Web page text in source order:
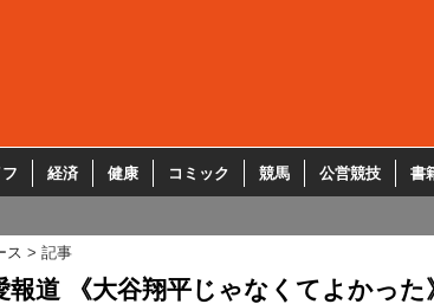
経済 健康 コミック 競馬 公営競技 書
ス 記事
道 《大谷翔平じゃなくてよかった